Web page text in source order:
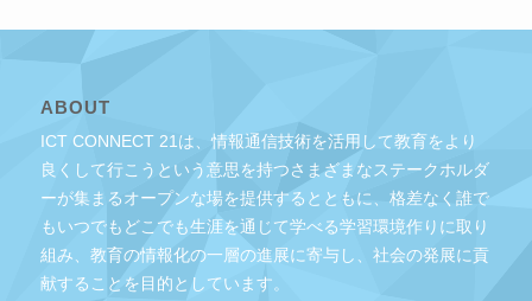
ABOUT
ICT CONNECT 21は、情報通信技術を活用して教育をより
良くして行こうという意思を持つさまざまなステークホルダ
ーが集まるオープンな場を提供するとともに、格差なく誰で
もいつでもどこでも生涯を通じて学べる学習環境作りに取り
組み、教育の情報化の一層の進展に寄与し、社会の発展に貢
献することを目的としています。